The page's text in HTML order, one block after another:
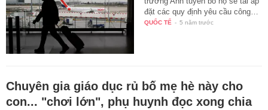
đặt các quy định yêu cầu công…
QUỐC TẾ - 5 năm trước
Chuyên gia giáo dục rủ bố mẹ hè này cho
con... "chơi lớn", phụ huynh đọc xong chia